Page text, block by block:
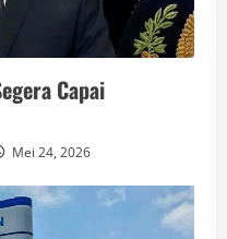
Capai
Mei 24, 2026